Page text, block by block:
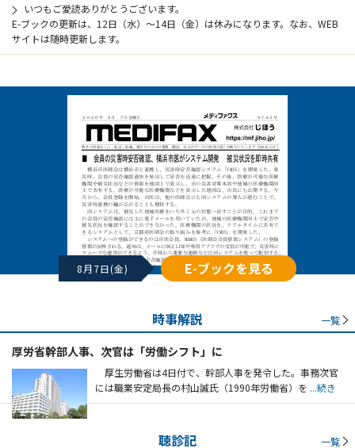
いつもご愛読ありがとうございます。
E-ブックの更新は、12日（水）～14日（金）は休みになります。なお、WEB
サイトは随時更新します。
8月7日(金) E-ブックを見る
時事解説 一覧
厚労省幹部人事、次官は「労働シフト」に
厚生労働省は4日付で、幹部人事を発令した。事務次官
には職業安定局長の村山誠氏（1990年労働省）を ...続き
聴診記 一覧